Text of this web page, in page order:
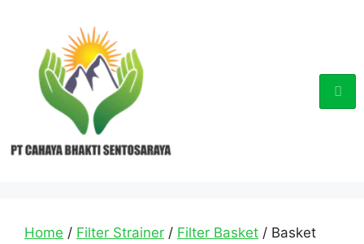
Home / Filter Strainer / Filter Basket / Basket